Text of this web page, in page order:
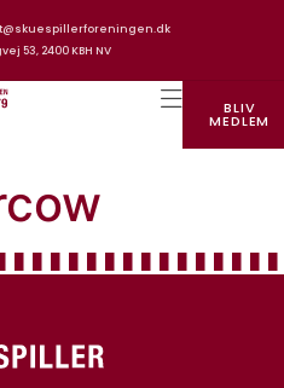
53, 2400 KBH NV
BLIV
MEDLEM